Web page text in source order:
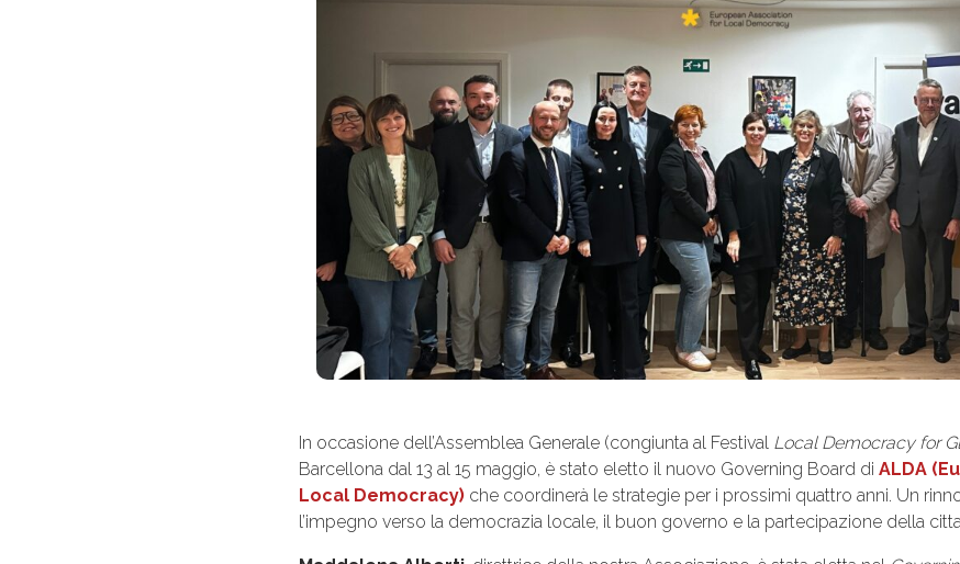
In occasione dell’Assemblea Generale (congiunta al Festival Local Democracy for
Barcellona dal 13 al 15 maggio, è stato eletto il nuovo Governing Board di ALDA
Local Democracy) che coordinerà le strategie per i prossimi quattro anni. Un
l’impegno verso la democrazia locale, il buon governo e la partecipazione della